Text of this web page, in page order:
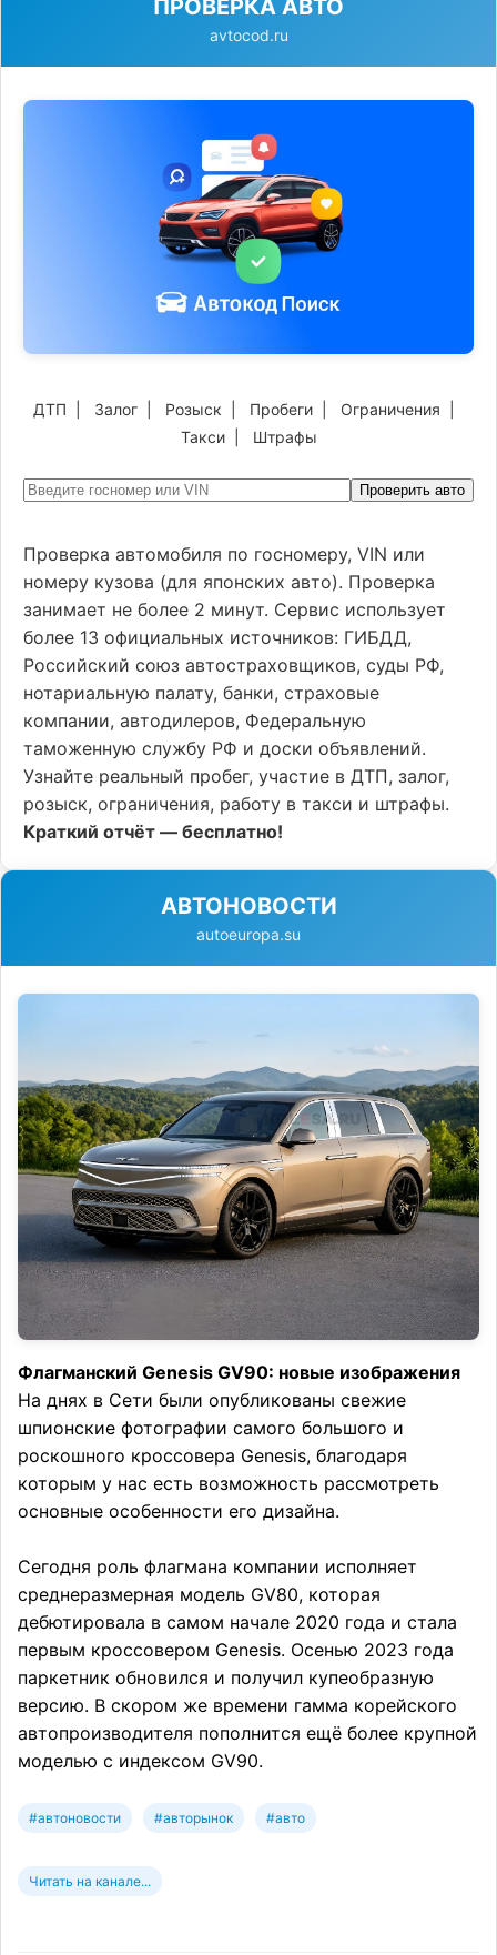
ПРОВЕРКА АВТО
avtocod.ru
ДТП Залог Розыск Пробеги Ограничения
Такси| Штрафы
Проверить авто
Проверка автомобиля по госномеру, VIN или
номеру кузова (для японских авто). Проверка
занимает не более 2 минут. Сервис использует
более 13 официальных источников: ГИБДД,
Российский союз автостраховщиков, суды РФ,
нотариальную палату, банки, страховые
компании, автодилеров, Федеральную
таможенную службу РФ и доски объявлений.
Узнайте реальный пробег, участие в ДТП, залог,
розыск, ограничения, работу в такси и штрафы.
Краткий отчёт — бесплатно!
АВТОНОВОСТИ
autoeuropa.su
Флагманский Genesis GV90: новые изображения
На днях в Сети были опубликованы свежие
шпионские фотографии самого большого и
роскошного кроссовера Genesis, благодаря
которым у нас есть возможность рассмотреть
основные особенности его дизайна.
Сегодня роль флагмана компании исполняет
среднеразмерная модель GV80, которая
дебютировала в самом начале 2020 года и стала
первым кроссовером Genesis. Осенью 2023 года
паркетник обновился и получил купеобразную
версию. В скором же времени гамма корейского
автопроизводителя пополнится ещё более крупной
моделью с индексом GV90.
#автоновости #авторынок #авто
Читать на канале...